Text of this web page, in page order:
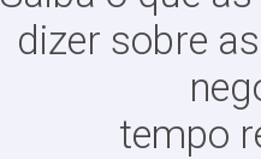
dizer sobre
tempo